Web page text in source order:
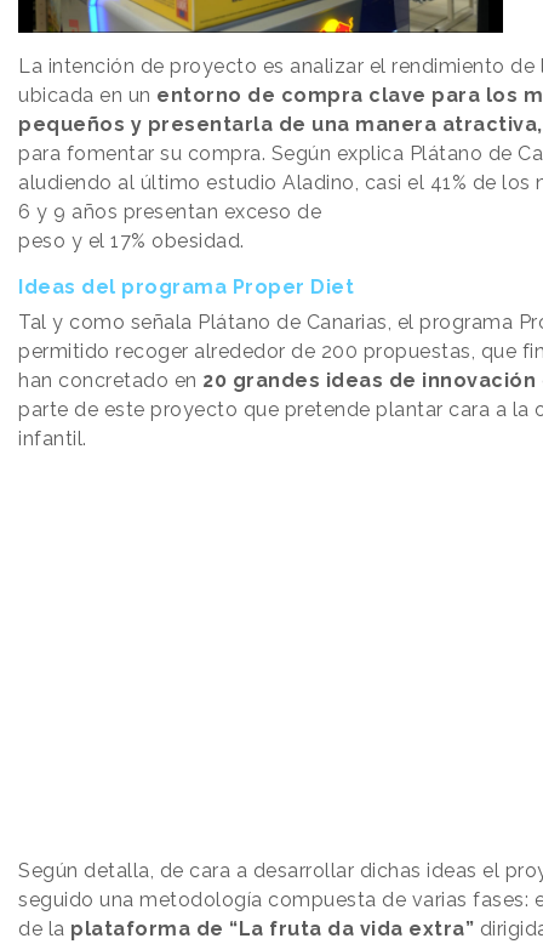
La intención de proyecto es analizar el rendimiento de
ubicada en un entorno de compra clave para los
pequeños y presentarla de una manera
para fomentar su compra. Según explica Plátano de
aludiendo al último estudio Aladino, casi el 41% de los
6 y 9 años presentan exceso de
peso y el 17% obesidad.
Ideas del programa Proper Diet
Tal y como señala Plátano de Canarias, el programa
permitido recoger alrededor de 200 propuestas, que
han concretado en 20 grandes ideas de innovación
parte de este proyecto que pretende plantar cara a la
infantil.
Según detalla, de cara a desarrollar dichas ideas el
seguido una metodología compuesta de varias fases:
de la plataforma de “La fruta da vida extra”